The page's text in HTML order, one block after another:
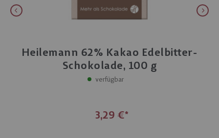
Heilemann 62% Kakao Edelbitter-
Schokolade, 100 g
verfügbar
3,29 €